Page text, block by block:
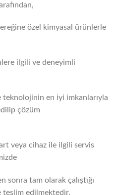
özel kimyasal ürünlerle
ilgili ve deneyimli
teknolojinin en iyi imkanlarıyla
çözüm
veya cihaz ile ilgili servis
tam olarak çalıştığı
teslim edilmektedir.